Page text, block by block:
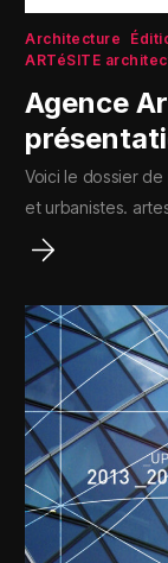
Architecture
ARTéSITE
Agence
Voici le dossier
et urbanistes.